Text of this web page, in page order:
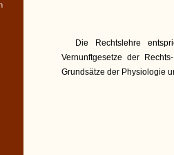
Die Rechtslehre
Vernunftgesetze der
Grundsätze der Physiologie